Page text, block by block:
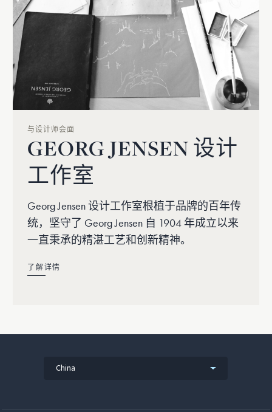
与设计师会面
GEORG JENSEN 设计
工作室
Georg Jensen 设计工作室根植于品牌的百年传
统，坚守了 Georg Jensen 自 1904 年成立以来
一直秉承的精湛工艺和创新精神。
了解详情
China